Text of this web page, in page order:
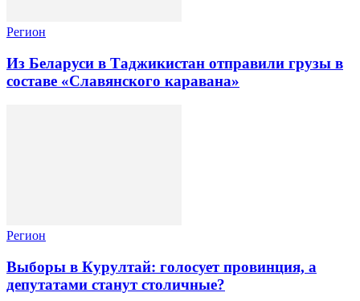
Регион
Из Беларуси в Таджикистан отправили грузы в
составе «Славянского каравана»
Регион
Выборы в Курултай: голосует провинция, а
депутатами станут столичные?